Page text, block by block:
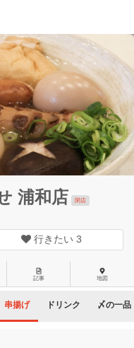
浦和店
閉店
行きたい 3
記事 地図
串揚げ ドリンク 〆の一品